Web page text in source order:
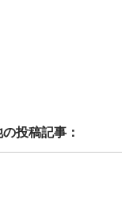
投稿記事：